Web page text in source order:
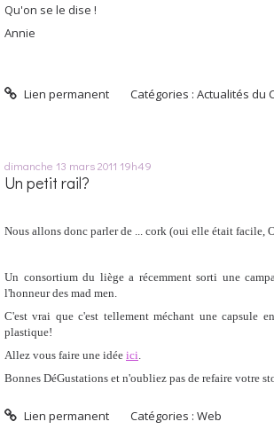
Qu'on se le dise !
Annie
Lien permanent Catégories :Actualités du
dimanche 13 mars 2011 19h49
Un petit rail?
Nous allons donc parler de ... cork (oui elle était facile,
Un consortium du liège a récemment sorti une
l'honneur des mad men.
C'est vrai que c'est tellement méchant une capsule
plastique!
Allez vous faire une idée ici
Bonnes DéGustations et n'oubliez pas de refaire votre
Lien permanent Catégories :Web